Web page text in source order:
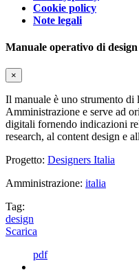
Cookie policy
Note legali
Manuale operativo di design
×
Il manuale è uno strumento di
Amministrazione e serve ad
digitali fornendo indicazioni
research, al content design e
Progetto: Designers Italia
Amministrazione: italia
Tag:
design
Scarica
pdf